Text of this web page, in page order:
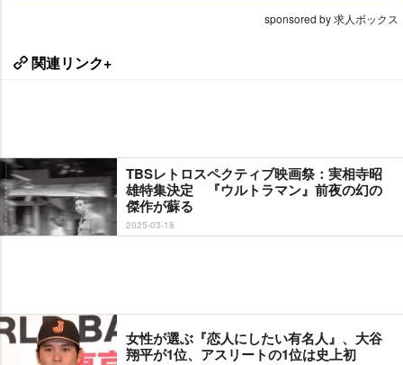
sponsored by 求人ボックス
関連リンク+
TBSレトロスペクティブ映画祭：実相寺昭
雄特集決定 『ウルトラマン』前夜の幻の
傑作が蘇る
2025-03-18
女性が選ぶ『恋人にしたい有名人』、大谷
翔平が1位、アスリートの1位は史上初